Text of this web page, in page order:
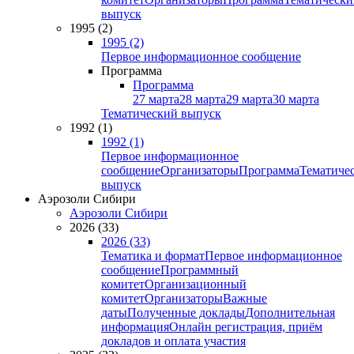
выпуск
1995 (2)
1995 (2)
Первое информационное сообщение
Программа
Программа
27 марта28 марта29 марта30 марта
Тематический выпуск
1992 (1)
1992 (1)
Первое информационное
сообщениеОрганизаторыПрограмма
выпуск
Аэрозоли Сибири
Аэрозоли Сибири
2026 (33)
2026 (33)
Тематика и форматПервое информационное
сообщениеПрограммный
комитетОрганизационный
комитетОрганизаторыВажные
датыПолученные докладыДополнительная
информацияОнлайн регистрация, приём
докладов и оплата участия